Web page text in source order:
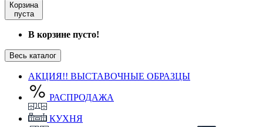
Корзина
пуста
В корзине пусто!
Весь каталог
АКЦИЯ!! ВЫСТАВОЧНЫЕ ОБРАЗЦЫ
РАСПРОДАЖА
КУХНЯ